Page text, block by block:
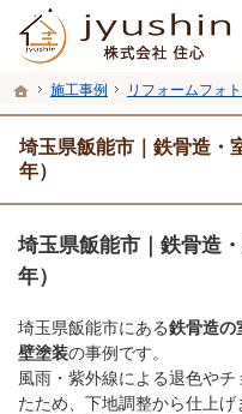
ホーム
施工事例 リフォームフォ
埼玉県飯能市｜鉄骨造・
年）
プロの目線からご提案。入間市・
入間市・所沢市・川越市のリフォ
埼玉県飯能市｜鉄骨造
年）
埼玉県飯能市にある鉄骨造の
壁塗装の事例です。
風雨・紫外線による退色や
たため、下地調整から仕上